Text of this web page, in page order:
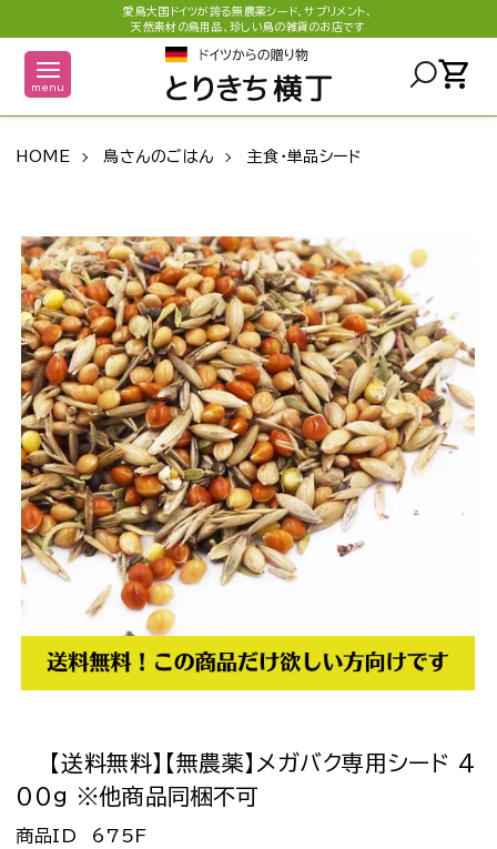
愛鳥大国ドイツが誇る無農薬シード、サプリメント、
天然素材の鳥用品、珍しい鳥の雑貨のお店です
menu shopping_cart
HOME 鳥さんのごはん 主食・単品シード
【送料無料】【無農薬】メガバク専用シード 4
00g ※他商品同梱不可
675F